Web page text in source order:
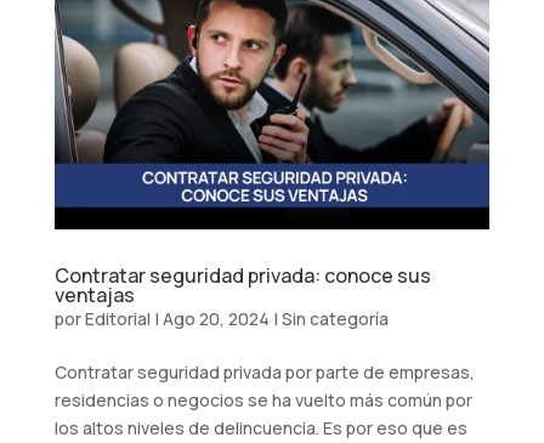
Contratar seguridad privada: conoce sus
ventajas
porEditorial | Ago 20, 2024 | Sin categoría
Contratar seguridad privada por parte de empresas,
residencias o negocios se ha vuelto más común por
los altos niveles de delincuencia. Es por eso que es